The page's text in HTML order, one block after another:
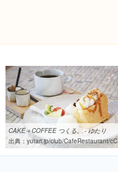
CAKE＋COFFEE つくる。 - ゆたり
出典： yutari.jp/club/CafeRestaurant/cC151111.htm